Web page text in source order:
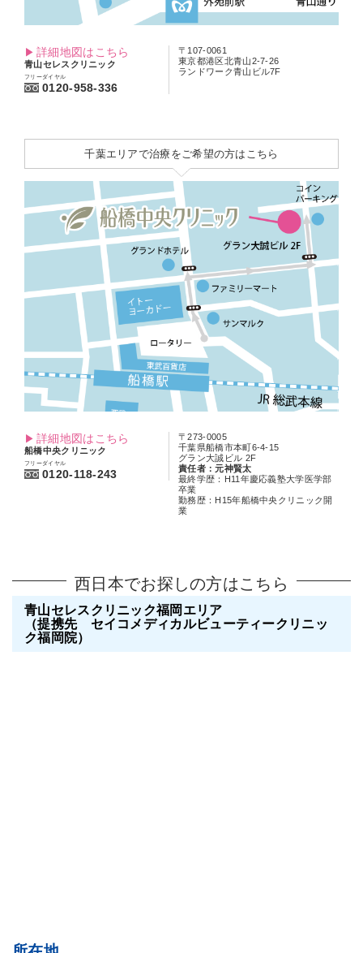
詳細地図はこちら
青山セレスクリニック
フリーダイヤル
0120-958-336
〒107-0061
東京都港区北青山2-7-26
ランドワーク青山ビル7F
千葉エリアで治療をご希望の方はこちら
詳細地図はこちら
船橋中央クリニック
フリーダイヤル
0120-118-243
〒273-0005
千葉県船橋市本町6-4-15
グラン大誠ビル 2F
責任者：元神賢太
最終学歴：H11年慶応義塾大学医学部
卒業
勤務歴：H15年船橋中央クリニック開
業
西日本でお探しの方はこちら
青山セレスクリニック福岡エリア
（提携先 セイコメディカルビューティークリニッ
ク福岡院）